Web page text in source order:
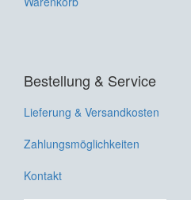
Bestellung & Service
Lieferung & Versandkosten
Zahlungsmöglichkeiten
Kontakt